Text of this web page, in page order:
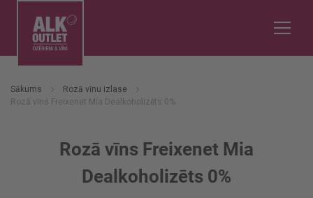
Sākums
Rozā vīnu izlase
Rozā vīns Freixenet Mia Dealkoholizēts 0%
Rozā vīns Freixenet Mia
Dealkoholizēts 0%